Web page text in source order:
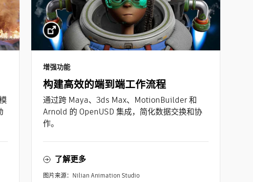
增强功能
构建高效的端到端工作流程
通过跨 Maya、3ds Max、MotionBuilder 和
Arnold 的 OpenUSD 集成，简化数据交换和协
作。
了解更多
图片来源：Nilian Animation Studio